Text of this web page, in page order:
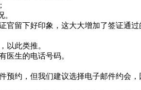
留下好印象，这大大增加了签证通过
以此类推。
医生的电话号码。
预约，但我们建议选择电子邮件约会